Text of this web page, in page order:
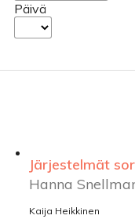
Päivä
Järjestelmät
Hanna
Kaija Heikkinen